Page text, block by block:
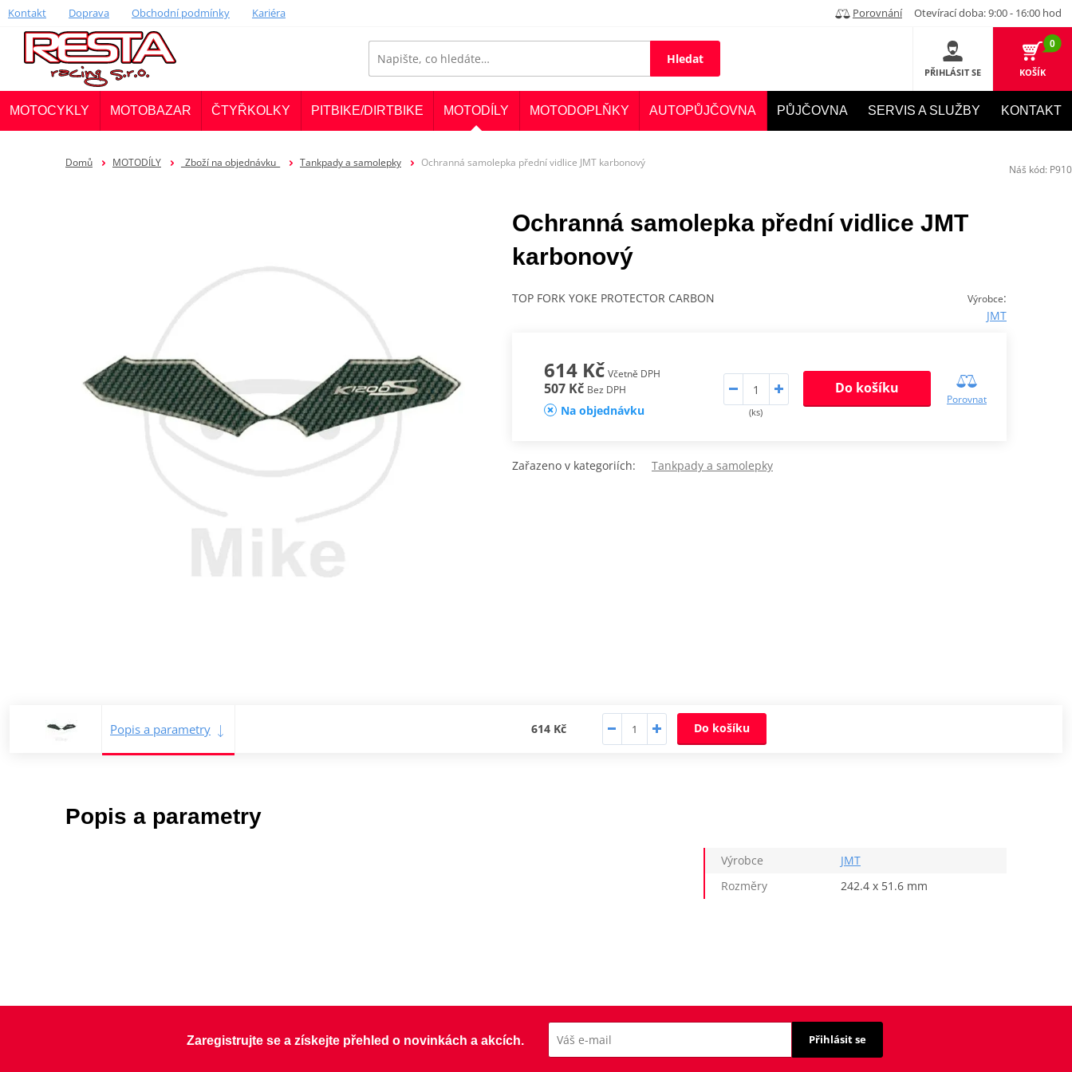
Kontakt Doprava Obchodní podmínky Kariéra Porovnání Otevírací doba: 9:00 - 16:00 hod
Hledat
PŘIHLÁSIT SE
0
KOŠÍK
MOTOCYKLY MOTOBAZAR ČTYŘKOLKY PITBIKE/DIRTBIKE MOTODÍLY MOTODOPLŇKY AUTOPŮJČOVNA PŮJČOVNA SERVIS A SLUŽBY KONTAKT
Domů MOTODÍLY _Zboží na objednávku_ Tankpady a samolepky Ochranná samolepka přední vidlice JMT karbonový
Ochranná samolepka přední vidlice JMT
karbonový
Výrobce:
JMT
TOP FORK YOKE PROTECTOR CARBON
614 Kč Včetně DPH
507 Kč Bez DPH
Na objednávku (ks)
Do košíku
Porovnat
Zařazeno v kategoriích: Tankpady a samolepky
Popis a parametry 614 Kč Do košíku
Popis a parametry
Výrobce
JMT
Rozměry
242.4 x 51.6 mm
Náš kód: P910
Zaregistrujte se a získejte přehled o novinkách a akcích. Přihlásit se